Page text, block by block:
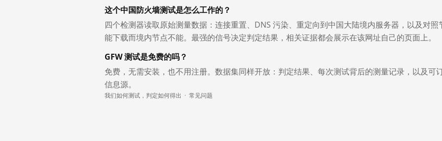
这个中国防火墙测试是怎么工作的？
四个检测器读取原始测量数据：连接重置、DNS 污染、重定向到中国大陆境内服务器，以及对照
能下载而境内节点不能。最强的信号决定判定结果，相关证据都会展示在该网址自己的页面上。
GFW 测试是免费的吗？
免费，无需安装，也不用注册。数据集同样开放：判定结果、每次测试背后的测量记录，以及可
信息源。
我们如何测试，判定如何得出 · 常见问题